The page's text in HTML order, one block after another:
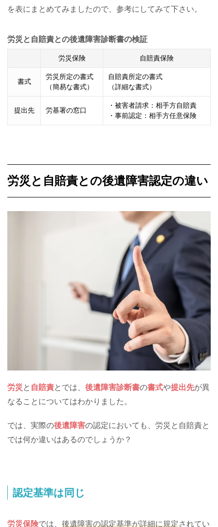
を表にまとめてみましたので、参考にしてみて下さい。
労災と自賠責との後遺障害診断書の検証
労災保険 自賠責保険
書式
労災所定の書式
（簡易な書式）
自賠責所定の書式
（詳細な書式）
提出先 労基署の窓口
・被害者請求：相手方自賠責
・事前認定：相手方任意保険
労災と自賠責との後遺障害認定の違い
労災 と 自賠責とでは、 後遺障害診断書の書式や提出先が異
なることについてはわかりました。
では、実際の後遺障害の認定においても、労災と自賠責と
では何か違いはあるのでしょうか？
認定基準は同じ
労災保険では、 後遺障害の認定基準が詳細に規定されてい